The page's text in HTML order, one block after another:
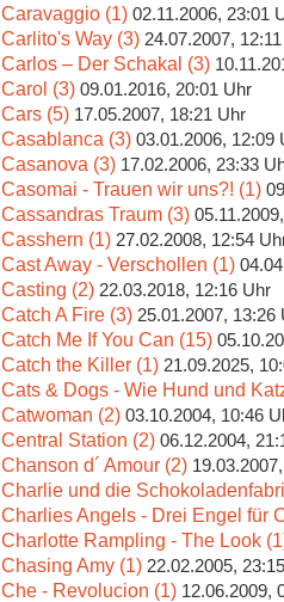
Caravaggio (1) 02.11.2006, 23:01
Carlito's Way (3) 24.07.2007,
Carlos – Der Schakal (3)
Carol (3) 09.01.2016, 20:01 Uhr
Cars (5) 17.05.2007, 18:21 Uhr
Casablanca (3) 03.01.2006, 12:09
Casanova (3) 17.02.2006, 23:33
Casomai - Trauen wir uns?! (1)
Cassandras Traum (3)
Casshern (1) 27.02.2008, 12:54
Cast Away - Verschollen (1)
Casting (2) 22.03.2018, 12:16 Uhr
Catch A Fire (3) 25.01.2007, 13:26
Catch Me If You Can (15)
Catch the Killer (1) 21.09.2025,
Cats & Dogs - Wie Hund und
Catwoman (2) 03.10.2004, 10:46
Central Station (2) 06.12.2004,
Chanson d´ Amour (2)
Charlie und die
Charlies Angels - Drei Engel für
Charlotte Rampling - The Look
Chasing Amy (1) 22.02.2005,
Che - Revolucion (1) 12.06.2009,